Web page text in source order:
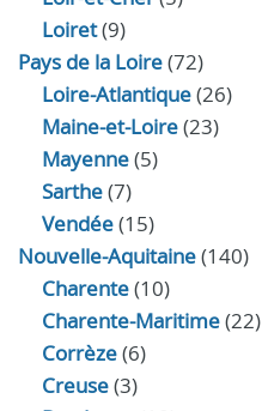
Loiret(9)
Pays de la Loire(72)
Loire-Atlantique(26)
Maine-et-Loire(23)
Mayenne(5)
Sarthe(7)
Vendée(15)
Nouvelle-Aquitaine(140)
Charente(10)
Charente-Maritime(22)
Corrèze(6)
Creuse(3)